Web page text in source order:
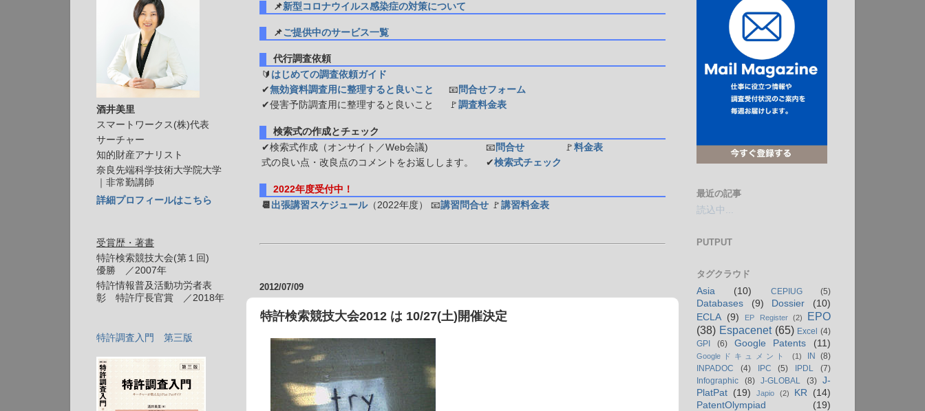
📌新型コロナウイルス感染症の対策について
📌ご提供中のサービス一覧
代行調査依頼
🔰 はじめての調査依頼ガイド
✔無効資料調査用に整理すると良いこと 📧 問合せフォーム
✔侵害予防調査用に整理すると良いこと
🚩 調査料金表
検索式の作成とチェック
✔検索式作成（オンサイト／Web会議)
📧 問合せ 🚩 料金表
式の良い点・改良点のコメントをお返しします。
✔検索式チェック
2022年度受付中！
📆 出張講習スケジュール（2022年度） 📧講習問合せ 🚩 講習料金表
2012/07/09
特許検索競技大会2012 は 10/27(土)開催決定
酒井美里
スマートワークス(株)代表
サーチャー
知的財産アナリスト
奈良先端科学技術大学院大学
｜非常勤講師
詳細プロフィールはこちら
受賞歴・著書
特許検索競技大会(第１回)
優勝 ／2007年
特許情報普及活動功労者表
彰 特許庁長官賞 ／2018年
特許調査入門 第三版
最近の記事
読込中...
PUTPUT
タグクラウド
Asia
(10) CEPIUG (5)
Databases (9) Dossier
(10)
ECLA (9) EP Register (2)
EPO
(38) Espacenet (65) Excel (4)
GPI
(6) Google Patents (11)
Googleドキュメント (1) IN (8)
INPADOC
(4) IPC (5) IPDL
(7)
Infographic
(8) J-GLOBAL (3)
J-
PlatPat (19) Japio (2) KR
(14)
PatentOlympiad
(19)